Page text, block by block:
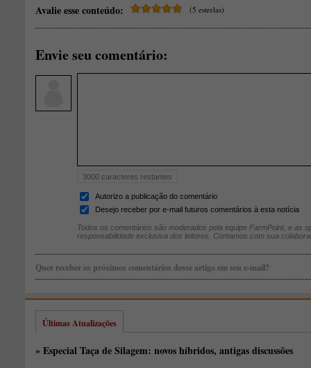
Avalie esse conteúdo: (5 estrelas)
Envie seu comentário:
3000 caracteres restantes
Autorizo a publicação do comentário
Desejo receber por e-mail futuros comentários à esta notícia
Todos os comentários são moderados pela equipe FarmPoint, e as
responsabilidade exclusiva dos leitores. Contamos com sua
Quer receber os próximos comentários desse artigo em seu e-mail?
Últimas Atualizações
» Especial Taça de Silagem: novos híbridos, antigas discussões